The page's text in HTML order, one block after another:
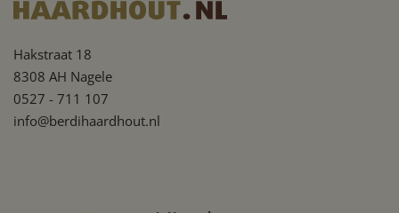
Hakstraat 18
8308 AH Nagele
0527 - 711 107
info@berdihaardhout.nl